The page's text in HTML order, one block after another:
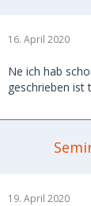
16. April 2020
Ne ich hab
geschrieben ist
19. April 2020